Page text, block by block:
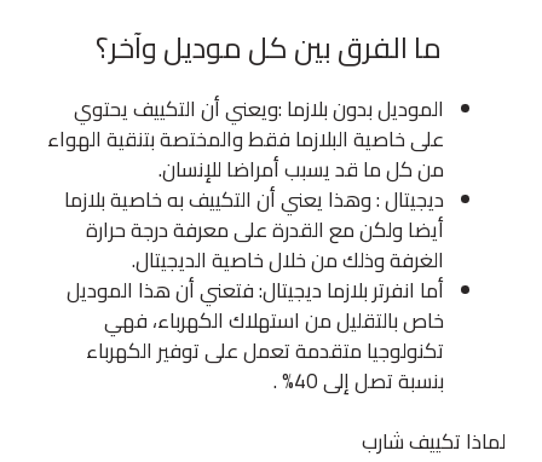
ما الفرق بين كل موديل وآخر؟
الموديل بدون بلازما :ويعني أن التكييف يحتوي
على خاصية البلازما فقط والمختصة بتنقية الهواء
من كل ما قد يسبب أمراضا للإنسان.
ديجيتال : وهذا يعني أن التكييف به خاصية بلازما
أيضا ولكن مع القدرة على معرفة درجة حرارة
الغرفة وذلك من خلال خاصية الديجيتال.
أما انفرتر بلازما ديجيتال: فتعني أن هذا الموديل
خاص بالتقليل من استهلاك الكهرباء، فهي
تكنولوجيا متقدمة تعمل على توفير الكهرباء
بنسبة تصل إلى 40% .
لماذا تكييف شارب